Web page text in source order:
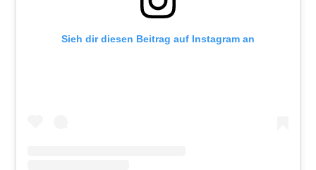
Sieh dir diesen Beitrag auf Instagram an